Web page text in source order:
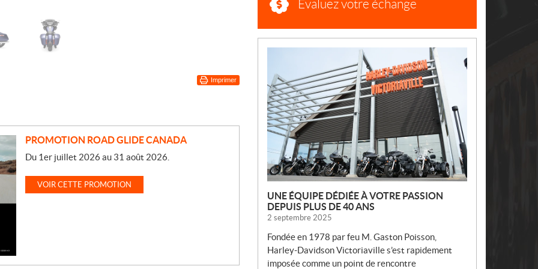
Imprimer
PROMOTION ROAD GLIDE CANADA
Du 1er juillet 2026 au 31 août 2026.
VOIR CETTE PROMOTION
Évaluez votre échange
U
V
E
L
L
E
S
UNE ÉQUIPE DÉDIÉE À VOTRE PASSION
DEPUIS PLUS DE 40 ANS
2 septembre 2025
Fondée en 1978 par feu M. Gaston Poisson,
Harley-Davidson Victoriaville s’est rapidement
imposée comme un point de rencontre